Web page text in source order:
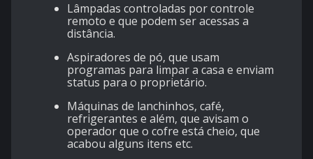
Lâmpadas controladas por controle
remoto e que podem ser acessas a
distância.
Aspiradores de pó, que usam
programas para limpar a casa e enviam
status para o proprietário.
Máquinas de lanchinhos, café,
refrigerantes e além, que avisam o
operador que o cofre está cheio, que
acabou alguns itens etc.